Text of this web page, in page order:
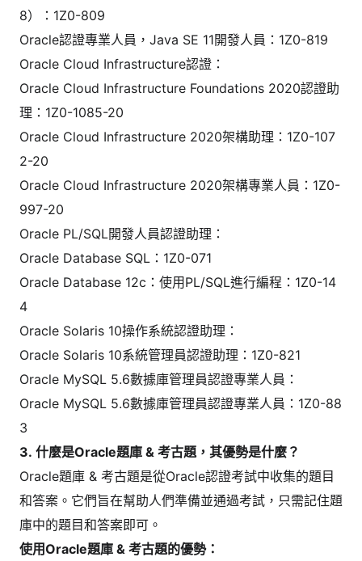
8）：1Z0-809
Oracle認證專業人員，Java SE 11開發人員：1Z0-819
Oracle Cloud Infrastructure認證：
Oracle Cloud Infrastructure Foundations 2020認證助
理：1Z0-1085-20
Oracle Cloud Infrastructure 2020架構助理：1Z0-107
2-20
Oracle Cloud Infrastructure 2020架構專業人員：1Z0-
997-20
Oracle PL/SQL開發人員認證助理：
Oracle Database SQL：1Z0-071
Oracle Database 12c：使用PL/SQL進行編程：1Z0-14
4
Oracle Solaris 10操作系統認證助理：
Oracle Solaris 10系統管理員認證助理：1Z0-821
Oracle MySQL 5.6數據庫管理員認證專業人員：
Oracle MySQL 5.6數據庫管理員認證專業人員：1Z0-88
3
3. 什麼是Oracle題庫 & 考古題，其優勢是什麼？
Oracle題庫 & 考古題是從Oracle認證考試中收集的題目
和答案。它們旨在幫助人們準備並通過考試，只需記住題
庫中的題目和答案即可。
使用Oracle題庫 & 考古題的優勢：